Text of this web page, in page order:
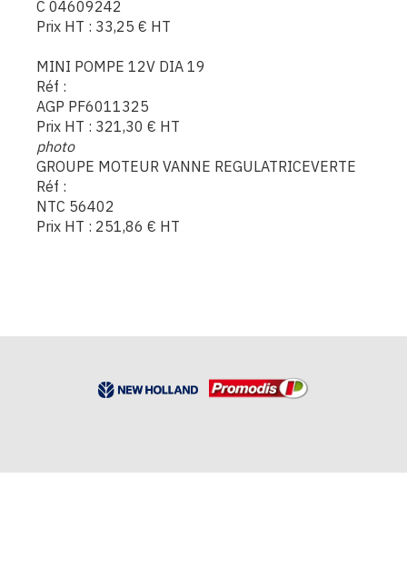
C 04609242
Prix HT : 33,25 € HT
MINI POMPE 12V DIA 19
Réf :
AGP PF6011325
Prix HT : 321,30 € HT
photo
GROUPE MOTEUR VANNE REGULATRICEVERTE
Réf :
NTC 56402
Prix HT : 251,86 € HT